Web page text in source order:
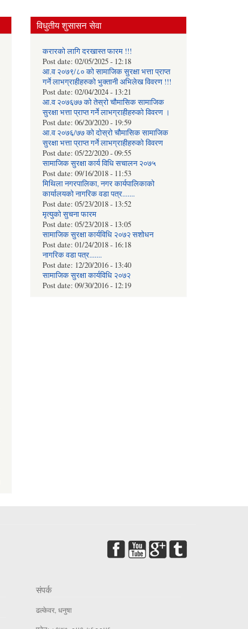
विधुतीय शुसासन सेवा
करारको लागि दरखास्त फारम !!!
Post date: 02/05/2025 - 12:18
आ.व २०७९/८० को सामाजिक सुरक्षा भत्ता प्राप्त
गर्ने लाभग्राहीहरुको भुक्तानी अभिलेख विवरण !!!
Post date: 02/04/2024 - 13:21
आ.व २०७६७७ को तेस्रो चौमासिक सामाजिक
सुरक्षा भत्ता प्राप्त गर्ने लाभग्राहीहरुको विवरण ।
Post date: 06/20/2020 - 19:59
आ.व २०७६/७७ को दोस्रो चौमासिक सामाजिक
सुरक्षा भत्ता प्राप्त गर्ने लाभग्राहीहरुको विवरण
Post date: 05/22/2020 - 09:55
सामाजिक सुरक्षा कार्य विधि स‌चालन २०७५
Post date: 09/16/2018 - 11:53
मिथिला नगरपालिका, नगर कार्यपालिकाको
कार्यालयकाे नागरिक वडा पत्र.......
Post date: 05/23/2018 - 13:52
मृत्युको सुचना फारम
Post date: 05/23/2018 - 13:05
सामाजिक सुरक्षा कार्यविधि २०७२ स‌शाेधन
Post date: 01/24/2018 - 16:18
नागरिक वडा पत्र.......
Post date: 12/20/2016 - 13:40
सामाजिक सुरक्षा कार्यविधि २०७२
Post date: 09/30/2016 - 12:19
संपर्क
ढल्केवर, धनुषा